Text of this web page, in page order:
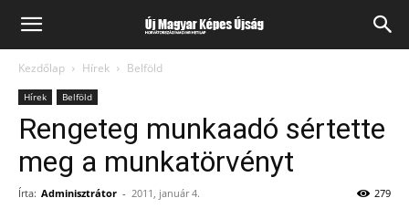
Kezdőlap Hírek Belföld
Hírek Belföld
Rengeteg munkaadó sértette
meg a munkatörvényt
Írta: Adminisztrátor - 2011, január 4. 279